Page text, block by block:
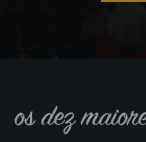
os dez